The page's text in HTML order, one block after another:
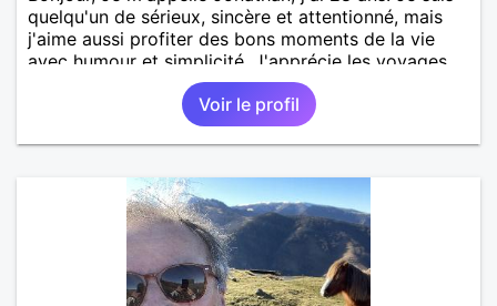
quelqu'un de sérieux, sincère et attentionné, mais
j'aime aussi profiter des bons moments de la vie
avec humour et simplicité. J'apprécie les voyages,
les découvertes, les jeux vidéo et les moments de
détente. Je suis à la recherche d'une personne
authentique avec qui partager de belles
expériences, construire une relation sérieuse basée
apprécies les conversations sincères, les fous rires
et les personnes qui savent ce qu'elles veulent,
n'hésite pas à venir discuter. Au plaisir de faire
Voir le profil